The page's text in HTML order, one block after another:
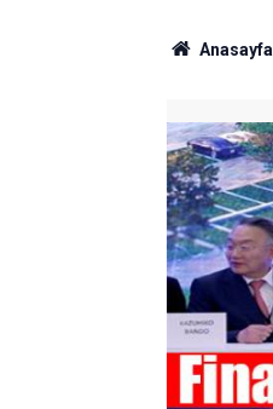
Anasayfa